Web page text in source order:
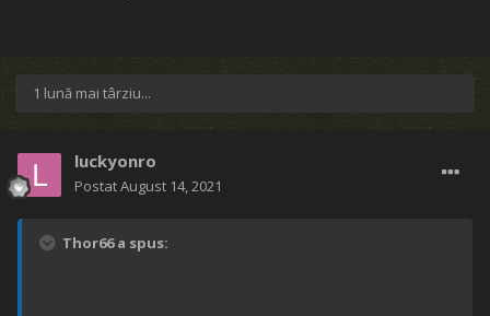
1 lună mai târziu...
luckyonro
PostatAugust 14, 2021
Thor66 a spus: